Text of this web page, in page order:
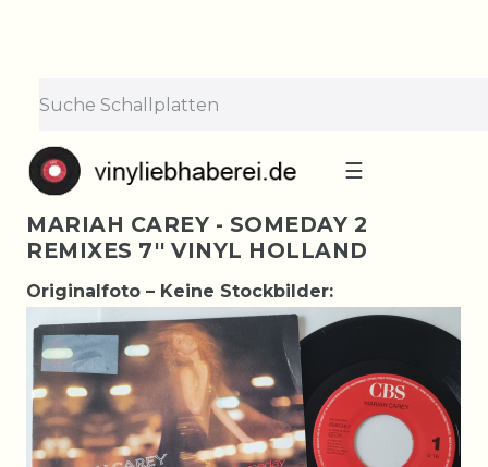
☰
MARIAH CAREY - SOMEDAY 2
REMIXES 7'' VINYL HOLLAND
Originalfoto – Keine Stockbilder: